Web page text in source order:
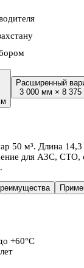
Расширенный
3 000 мм × 8
50 м³. Длина
для АЗС, СТО,
+60°C